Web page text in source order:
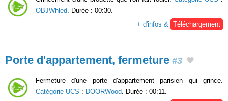
OBJWhled . Durée : 00:30.
+ d'infos &
Téléchargement
Porte d'appartement, fermeture #3
Fermeture d'une porte d'appartement parisien qui grince.
Catégorie UCS : DOORWood. Durée : 00:11.